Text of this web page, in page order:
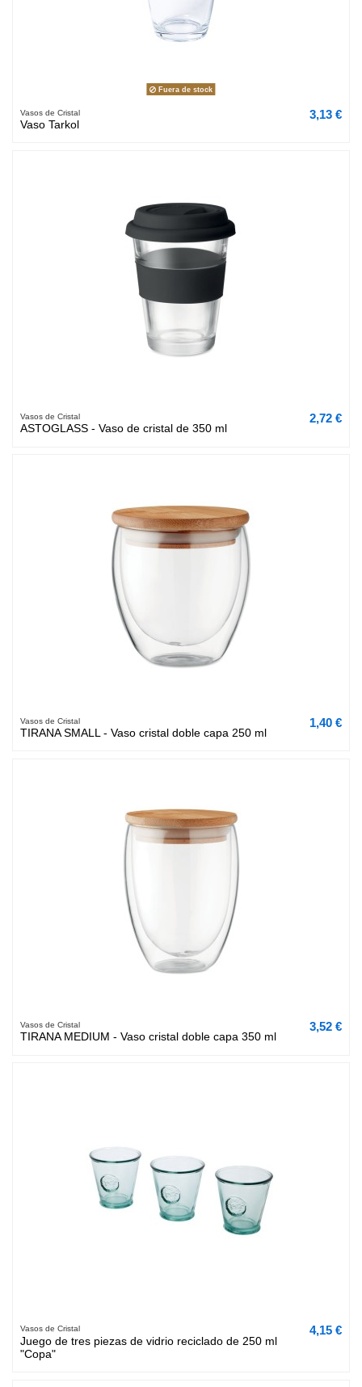
Fuera de stock
Vasos de Cristal
Vaso Tarkol
3,13 €
Vasos de Cristal
ASTOGLASS - Vaso de cristal de 350 ml
2,72 €
Vasos de Cristal
TIRANA SMALL - Vaso cristal doble capa 250 ml
1,40 €
Vasos de Cristal
TIRANA MEDIUM - Vaso cristal doble capa 350 ml
3,52 €
Vasos de Cristal
Juego de tres piezas de vidrio reciclado de 250 ml
"Copa"
4,15 €